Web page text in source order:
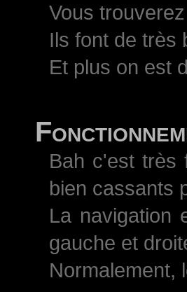
Vous
Ils font de très
Et plus on est
Bah c'est très
bien cassants
La navigation
gauche et
Normalement,